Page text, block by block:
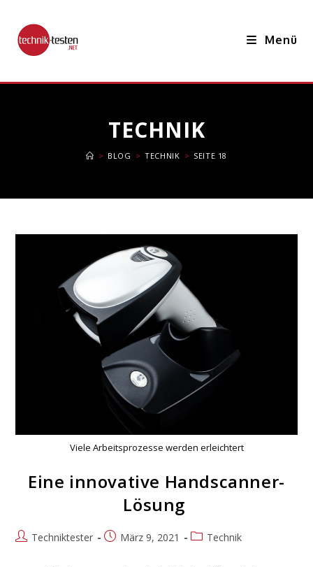
Inhalt
springen
Menü
TECHNIK
> BLOG > TECHNIK > SEITE 18
Viele Arbeitsprozesse werden erleichtert
Eine innovative Handscanner-
Lösung
Beitrags-
Techniktester
BeitragMärz 9, 2021
Beitrags-
Technik